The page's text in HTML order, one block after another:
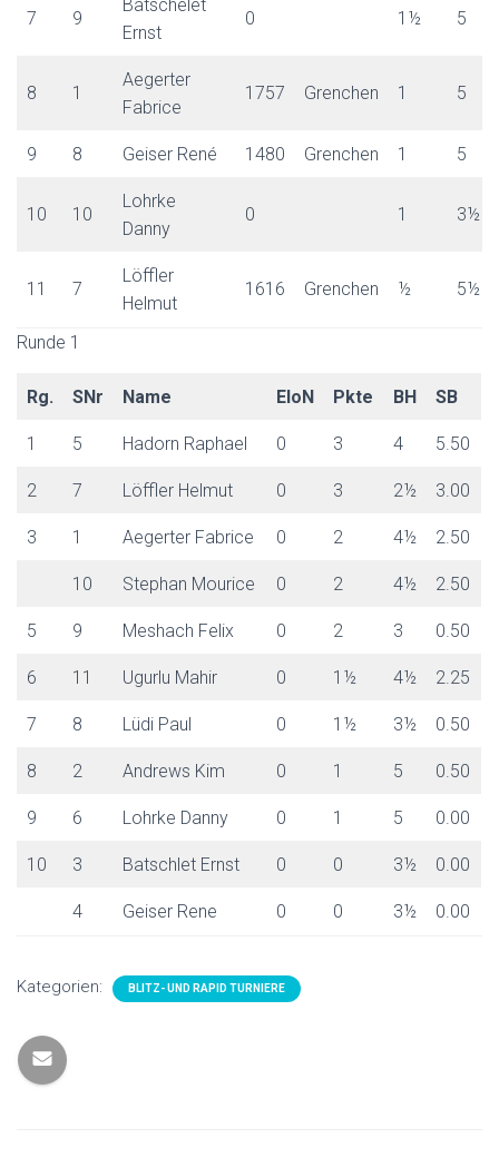
7 9
Batschelet
Ernst
0 1½ 5
8 1
Aegerter
Fabrice
1757 Grenchen 1 5
9 8 Geiser René 1480 Grenchen 1 5
10 10
Lohrke
Danny
0 1 3½
11 7
Löffler
Helmut
1616 Grenchen ½ 5½
Runde 1
Rg. SNr Name EloN Pkte BH SB
1 5 Hadorn Raphael 0 3 4 5.50
2 7 Löffler Helmut 0 3 2½ 3.00
3 1 Aegerter Fabrice 0 2 4½ 2.50
10 Stephan Mourice 0 2 4½ 2.50
5 9 Meshach Felix 0 2 3 0.50
6 11 Ugurlu Mahir 0 1½ 4½ 2.25
7 8 Lüdi Paul 0 1½ 3½ 0.50
8 2 Andrews Kim 0 1 5 0.50
9 6 Lohrke Danny 0 1 5 0.00
10 3 Batschlet Ernst 0 0 3½ 0.00
4 Geiser Rene 0 0 3½ 0.00
Kategorien: BLITZ- UND RAPID TURNIERE